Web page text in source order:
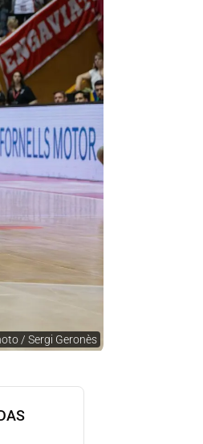
/ Sergi Geronès